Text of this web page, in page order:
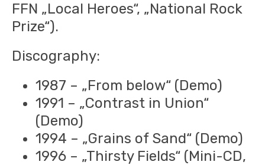
FFN „Local Heroes“, „National Rock
Prize“).
Discography:
1987 – „From below“ (Demo)
1991 – „Contrast in Union“
(Demo)
1994 – „Grains of Sand“ (Demo)
1996 – „Thirsty Fields“ (Mini-CD,